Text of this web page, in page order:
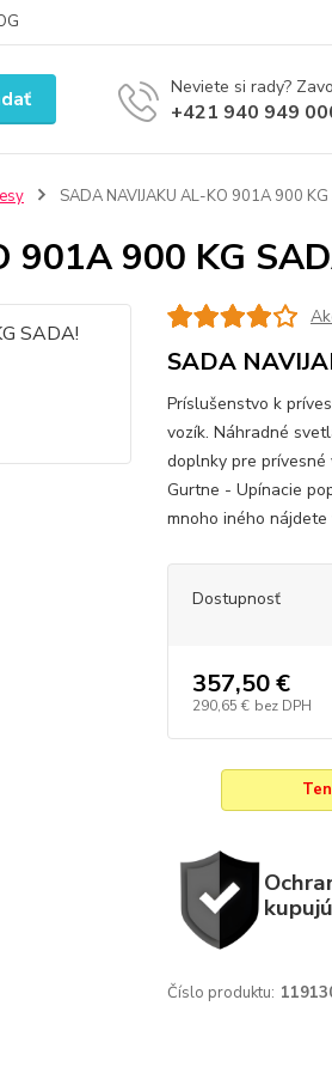
Neviete si rady?
+421 940 949
SADA NAVIJAKU AL-KO 901A 900 KG
901A 900 KG
SADA
Príslušenstvo k
vozík. Náhradné
doplnky pre prívesné
Gurtne - Upínacie
mnoho iného nájdete
Dostupnosť
357,50 €
290,65 € bez DPH
Číslo produktu: